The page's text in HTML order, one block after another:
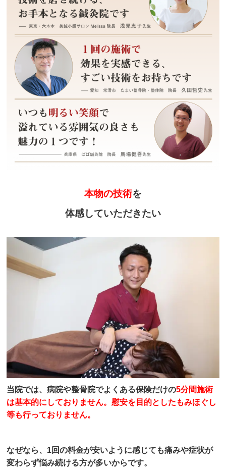
本物の技術を
体感していただきたい
当院では、病院や整骨院でよくある保険だけの5分間施術
は基本的にしておりません。慰安を目的としたもみほぐし
等も行っておりません。
なぜなら、1回の料金が安いように感じても痛みや症状が
変わらず悩み続ける方が多いからです。